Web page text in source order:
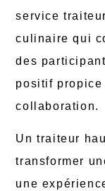
service
culinaire qui
des
positif
collaboration.
Un traiteur
transformer
une